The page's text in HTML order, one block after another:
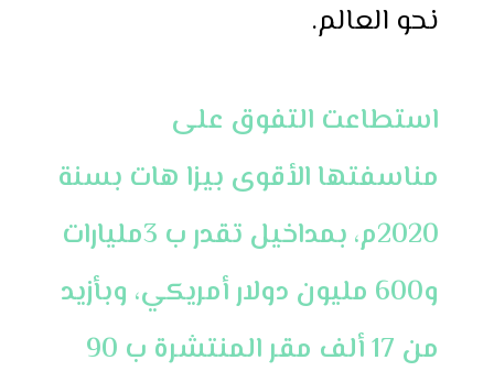
نحو العالم.
استطاعت التفوق على
مناسفتها الأقوى بيزا هات بسنة
2020م، بمداخيل تقدر ب 3مليارات
و600 مليون دولار أمريكي، وبأزيد
من 17 ألف مقر المنتشرة ب 90